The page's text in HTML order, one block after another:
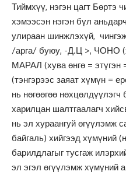
Тиймхүү, нэгэн цагт Бөртэ
хэмээсэн нэгэн бүл
улираан шинжлэхүй,
/арга/ буюу, -Д.Ц >, ЧОНО
МАРАЛ (хува өнгө =
(тэнгэрээс заяат хүмүн =
нь нөгөөгөө нөхцөлдүүлэгч
харилцан шалтгаалагч
нь эл хураангуй өгүүлэмж
байгаль) хийгээд хүмүний
барилдлагыг тусгаж
эл эгэл өгүүлэмж хүмүний